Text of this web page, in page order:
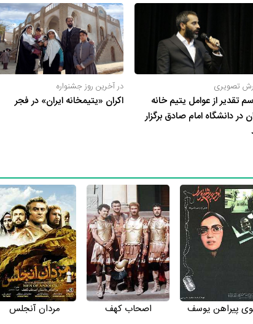
جعفر دهقان، همکاران جعفر دهقان، گالری عکس جعفر دهقان، قد جعفر
فرزندان جعفر دهقان، حواشی جعفر دهقان و کودکی جعفر
تصویری
تقدیر از عوامل یتیم خانه
در دانشگاه امام صادق برگزار
در آخرین روز جشنواره
اکران «یتیمخانه ایران» در فجر
پیراهن یوسف اصحاب کهف مردان آنجلس